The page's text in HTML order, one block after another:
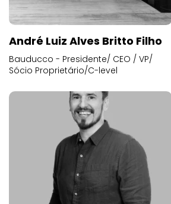
André Luiz Alves Britto Filho
Bauducco - Presidente/ CEO / VP/
Sócio Proprietário/C-level